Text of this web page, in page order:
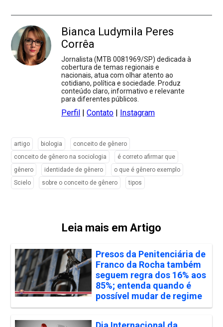
Bianca Ludymila Peres
Corrêa
Jornalista (MTB 0081969/SP) dedicada à
cobertura de temas regionais e
nacionais, atua com olhar atento ao
cotidiano, política e sociedade. Produz
conteúdo claro, informativo e relevante
para diferentes públicos.
Perfil |Contato Instagram
artigo biologia
conceito de gênero
conceito de gênero na sociologia
é correto afirmar que
gênero
identidade de gênero
o que é gênero exemplo
Scielo
sobre o conceito de gênero tipos
Leia mais em Artigo
Presos da Penitenciária de
Franco da Rocha também
seguem regra dos 16% aos
85%; entenda quando é
possível mudar de regime